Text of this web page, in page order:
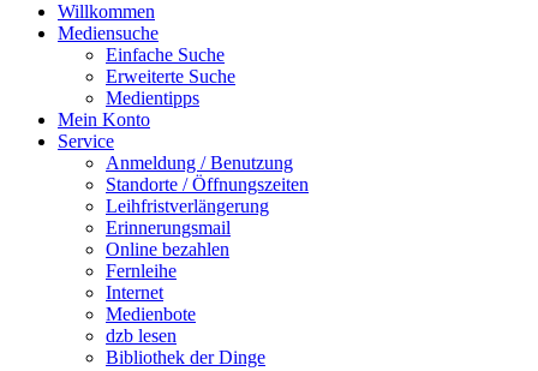
Willkommen
Mediensuche
Einfache Suche
Erweiterte Suche
Medientipps
Mein Konto
Service
Anmeldung / Benutzung
Standorte / Öffnungszeiten
Leihfristverlängerung
Erinnerungsmail
Online bezahlen
Fernleihe
Internet
Medienbote
dzb lesen
Bibliothek der Dinge